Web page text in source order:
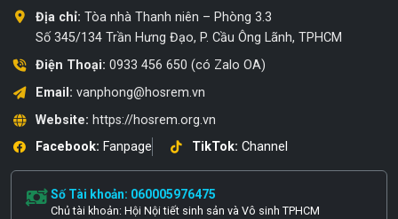
Địa chỉ: Tòa nhà Thanh niên – Phòng 3.3
Số 345/134 Trần Hưng Đạo, P. Cầu Ông Lãnh, TPHCM
Điện Thoại: 0933 456 650 (có Zalo OA)
Email: vanphong@hosrem.vn
Website: https://hosrem.org.vn
Facebook: Fanpage TikTok: Channel
Số Tài khoản: 060005976475
Chủ tài khoản: Hội Nội tiết sinh sản và Vô sinh TPHCM